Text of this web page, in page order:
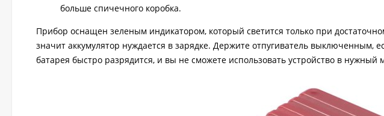
больше спичечного коробка.
Прибор оснащен зеленым индикатором, который светится только при
значит аккумулятор нуждается в зарядке. Держите отпугиватель выключенным,
батарея быстро разрядится, и вы не сможете использовать устройство в нужный